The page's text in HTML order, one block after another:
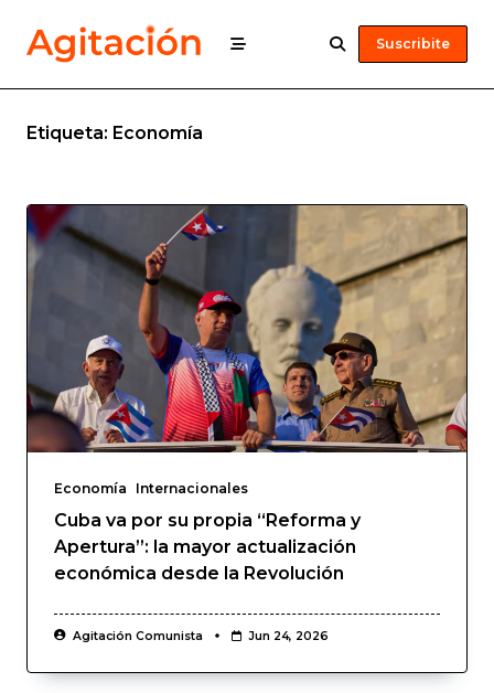
Suscribite
Etiqueta: Economía
Economía Internacionales
Cuba va por su propia “Reforma y
Apertura”: la mayor actualización
económica desde la Revolución
Agitación Comunista Jun 24, 2026